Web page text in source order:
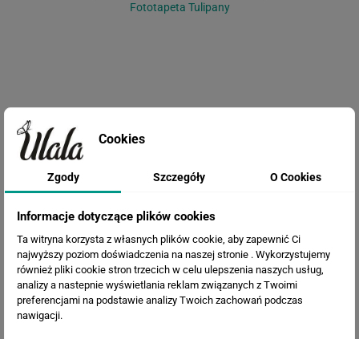
Fototapeta Tulipany
Fototapeta Flamingi Rysunek
Cookies
Zgody Szczegóły O Cookies
Informacje dotyczące plików cookies
Ta witryna korzysta z własnych plików cookie, aby zapewnić Ci
najwyższy poziom doświadczenia na naszej stronie . Wykorzystujemy
również pliki cookie stron trzecich w celu ulepszenia naszych usług,
analizy a nastepnie wyświetlania reklam związanych z Twoimi
preferencjami na podstawie analizy Twoich zachowań podczas
nawigacji.